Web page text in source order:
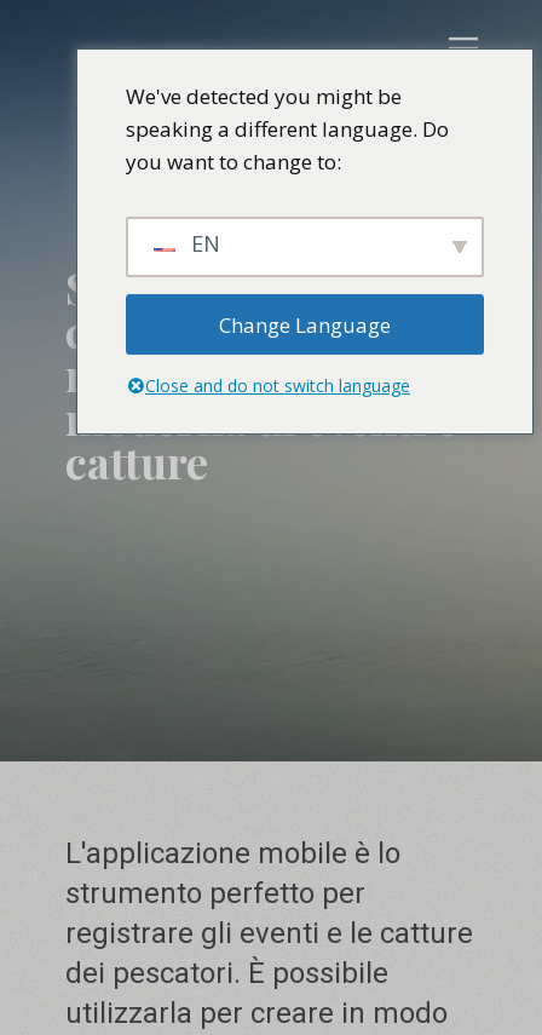
Statistiche di
cattura digitali -
registrazione
moderna di eventi e
catture
L'applicazione mobile è lo
strumento perfetto per
registrare gli eventi e le catture
dei pescatori. È possibile
utilizzarla per creare in modo
We've detected you might be
speaking a different language. Do
you want to change to:
EN
Change Language
Close and do not switch language